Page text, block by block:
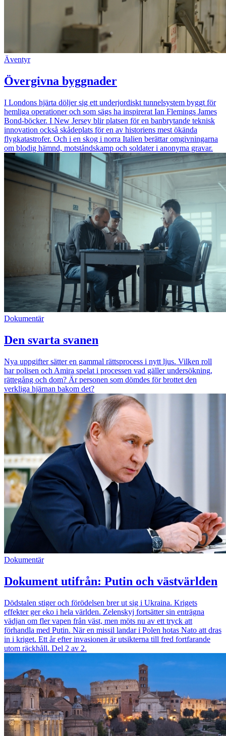
Äventyr
Övergivna byggnader
I Londons hjärta döljer sig ett underjordiskt tunnelsystem byggt för
hemliga operationer och som sägs ha inspirerat Ian Flemings James
Bond-böcker. I New Jersey blir platsen för en banbrytande teknisk
innovation också skådeplats för en av historiens mest ökända
flygkatastrofer. Och i en skog i norra Italien berättar omgivningarna
om blodig hämnd, motståndskamp och soldater i anonyma gravar.
Dokumentär
Den svarta svanen
Nya uppgifter sätter en gammal rättsprocess i nytt ljus. Vilken roll
har polisen och Amira spelat i processen vad gäller undersökning,
rättegång och dom? Är personen som dömdes för brottet den
verkliga hjärnan bakom det?
Dokumentär
Dokument utifrån: Putin och västvärlden
Dödstalen stiger och förödelsen brer ut sig i Ukraina. Krigets
effekter ger eko i hela världen. Zelenskyj fortsätter sin enträgna
vädjan om fler vapen från väst, men möts nu av ett tryck att
förhandla med Putin. När en missil landar i Polen hotas Nato att dras
in i kriget. Ett år efter invasionen är utsikterna till fred fortfarande
utom räckhåll. Del 2 av 2.